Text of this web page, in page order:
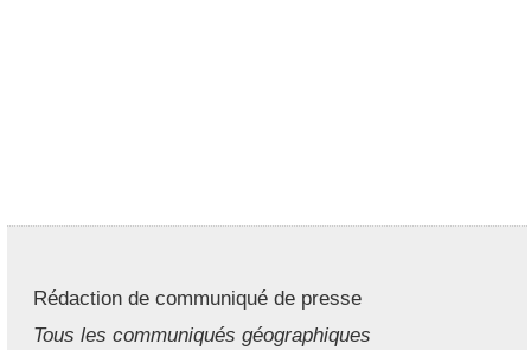
Rédaction de communiqué de presse
Tous les communiqués géographiques